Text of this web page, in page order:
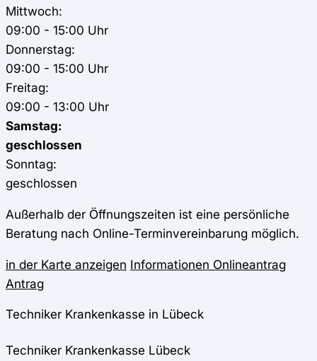
Mittwoch:
09:00 - 15:00 Uhr
Donnerstag:
09:00 - 15:00 Uhr
Freitag:
09:00 - 13:00 Uhr
Samstag:
geschlossen
Sonntag:
geschlossen
Außerhalb der Öffnungszeiten ist eine persönliche
Beratung nach Online-Terminvereinbarung möglich.
in der Karte anzeigen Informationen Onlineantrag
Antrag
Techniker Krankenkasse in Lübeck
Techniker Krankenkasse Lübeck